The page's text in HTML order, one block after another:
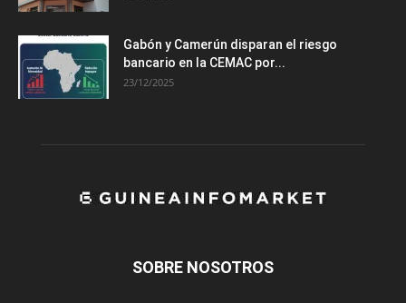
Gabón y Camerún disparan el riesgo
bancario en la CEMAC por...
23/12/2025
SOBRE NOSOTROS